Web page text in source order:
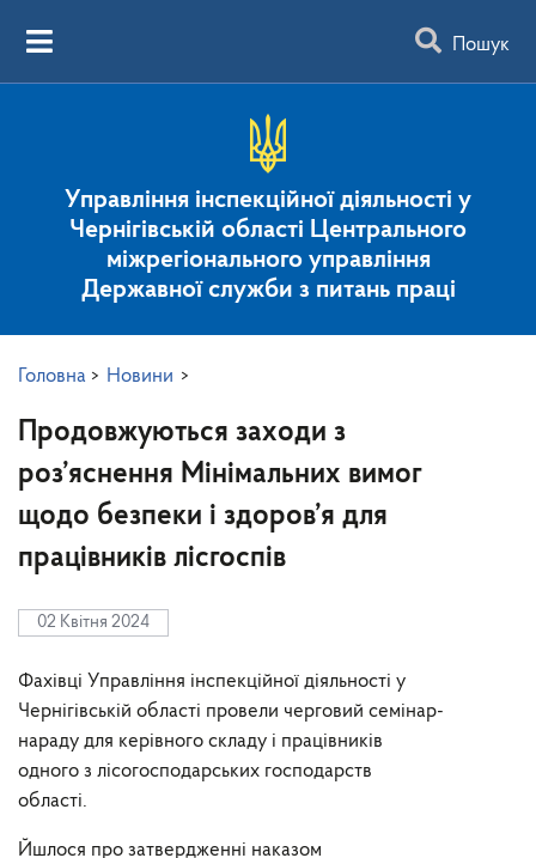
Пошук
Управління інспекційної діяльності у
Чернігівській області Центрального
міжрегіонального управління
Державної служби з питань праці
Головна > Новини >
Продовжуються заходи з
роз’яснення Мінімальних вимог
щодо безпеки і здоров’я для
працівників лісгоспів
02 Квітня 2024
Фахівці Управління інспекційної діяльності у
Чернігівській області провели черговий семінар-
нараду для керівного складу і працівників
одного з лісогосподарських господарств
області.
Йшлося про затвердженні наказом